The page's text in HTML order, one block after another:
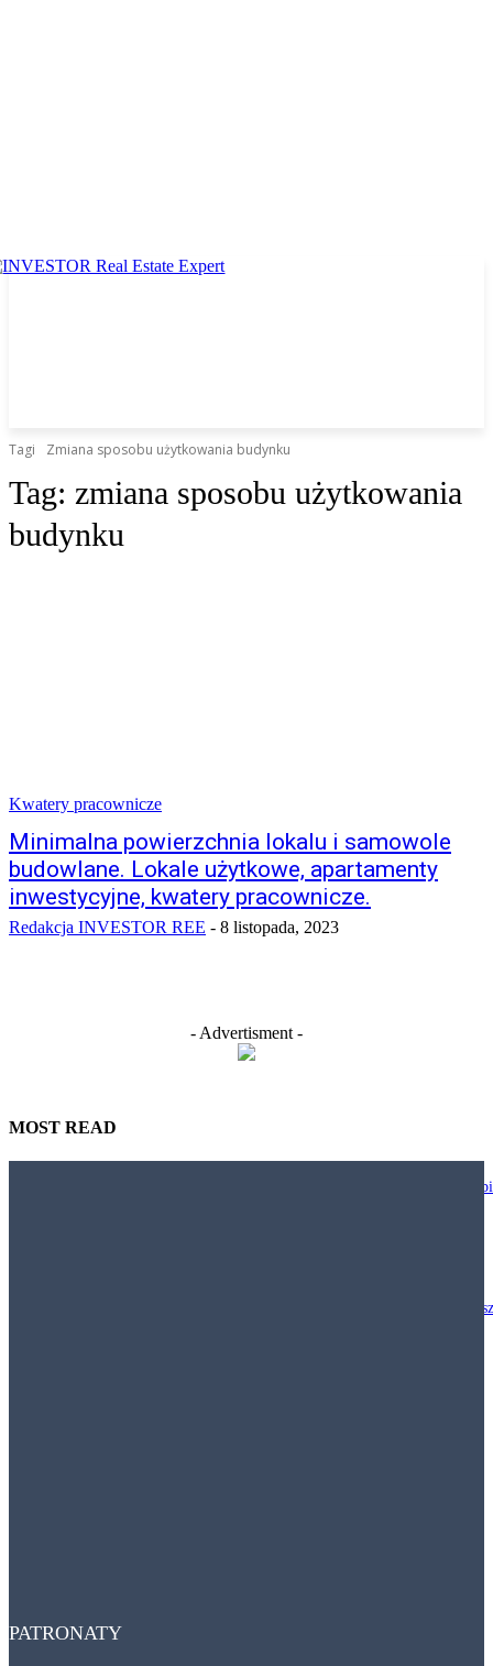
Tagi Zmiana sposobu użytkowania budynku
Tag: zmiana sposobu użytkowania
budynku
Kwatery pracownicze
Minimalna powierzchnia lokalu i samowole
budowlane. Lokale użytkowe, apartamenty
inwestycyjne, kwatery pracownicze.
Redakcja INVESTOR REE - 8 listopada, 2023
- Advertisment -
MOST READ
Nie każdy biurowy trend warto wdrażać. JLL pokazuje, jak projektować
Polacy chcą inwestować w nieruchomości, ale klasyczny model „kup
PATRONATY